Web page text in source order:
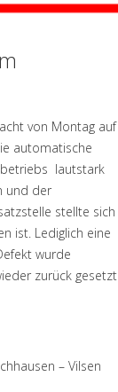
von Montag auf
automatische
lautstark
und der
stellte sich
ist. Lediglich eine
wurde
zurück gesetzt
– Vilsen